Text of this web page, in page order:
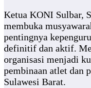
Ketua KONI Sulbar,
membuka
pentingnya
definitif dan aktif.
organisasi menjadi
pembinaan atlet dan
Sulawesi Barat.